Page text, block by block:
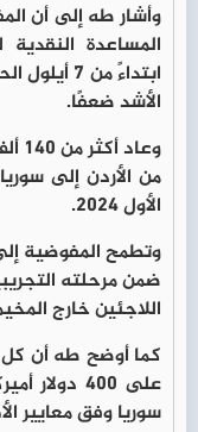
وأشار طه إلى أن
المساعدة
ابتداءً
الأشد ضعفًا.
الأول 2024.
ضمن مرحلته
اللاجئين خارج
كما أوضح طه أن
على 400
سوريا وفق معايير